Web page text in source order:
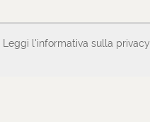
Leggi l'informativa sulla privacy